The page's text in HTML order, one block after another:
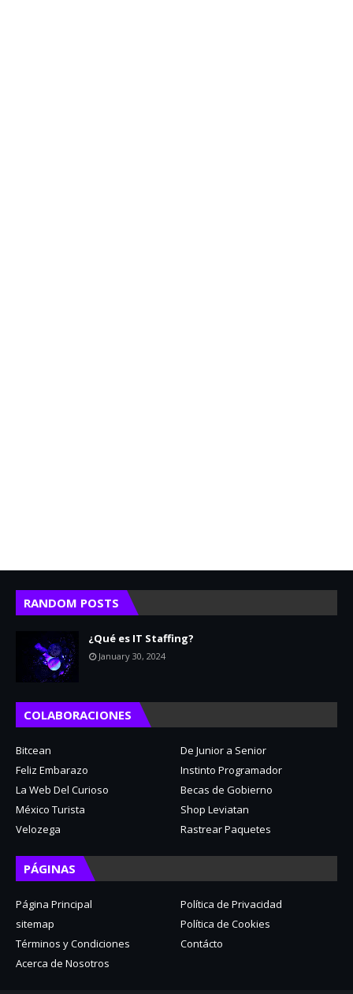
RANDOM POSTS
¿Qué es IT Staffing?
January 30, 2024
COLABORACIONES
Bitcean
De Junior a Senior
Feliz Embarazo
Instinto Programador
La Web Del Curioso
Becas de Gobierno
México Turista
Shop Leviatan
Velozega
Rastrear Paquetes
PÁGINAS
Página Principal
Política de Privacidad
sitemap
Política de Cookies
Términos y Condiciones
Contácto
Acerca de Nosotros